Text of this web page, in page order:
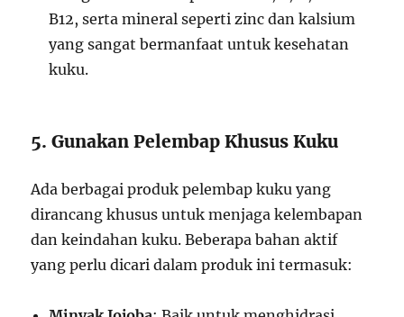
B12, serta mineral seperti zinc dan kalsium
yang sangat bermanfaat untuk kesehatan
kuku.
5. Gunakan Pelembap Khusus Kuku
Ada berbagai produk pelembap kuku yang
dirancang khusus untuk menjaga kelembapan
dan keindahan kuku. Beberapa bahan aktif
yang perlu dicari dalam produk ini termasuk: